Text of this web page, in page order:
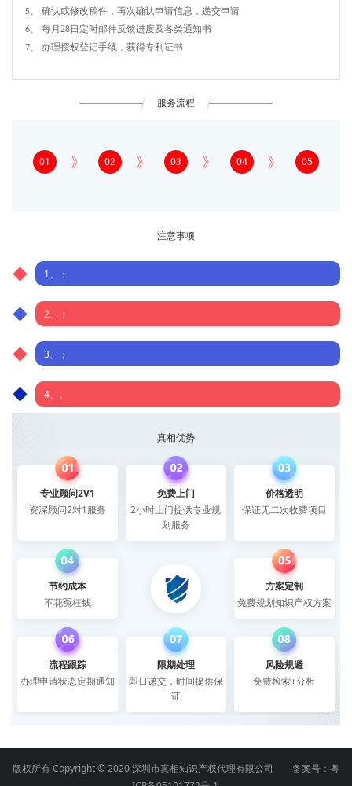
5、确认或修改稿件，再次确认申请信息，递交申请
6、每月28日定时邮件反馈进度及各类通知书
7、 办理授权登记手续，获得专利证书
服务流程
01 02 03 04 05
注意事项
1、；
2、；
3、；
4、。
真相优势
专业顾问2V1
资深顾问2对1服务
免费上门
2小时上门提供专业规
划服务
价格透明
保证无二次收费项目
节约成本
不花冤枉钱
方案定制
免费规划知识产权方案
流程跟踪
办理申请状态定期通知
限期处理
即日递交，时间提供保
证
风险规避
免费检索+分析
版权所有 Copyright © 2020 深圳市真相知识产权代理有限公司 备案号： 粤